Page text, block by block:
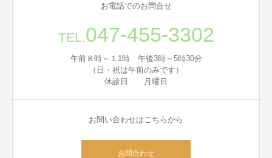
お電話でのお問合せ
TEL.047-455-3302
午前８時～１1時 午後3時～5時30分
（日・祝は午前のみです）
休診日 月曜日
お問い合わせはこちらから
お問合わせ